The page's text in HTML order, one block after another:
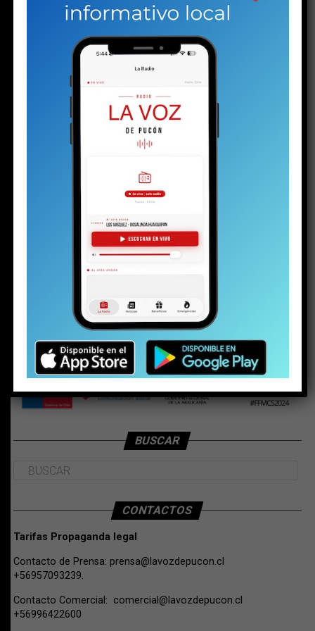
BUSCAR
CONTACTOS
Tarifas Propaganda legal
Contacto de Prensa: prensa@lavozdepucon.cl
+56957093239.
Contacto Comercial: comercial@lavozdepucon.cl
+56996422600